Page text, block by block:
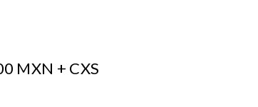
MXN + CXS